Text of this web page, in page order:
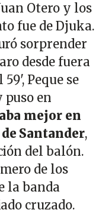
Otero y los
fue de Djuka.
sorprender
desde fuera
Peque se
puso en
mejor en
Santander,
del balón.
de los
la banda
cruzado.